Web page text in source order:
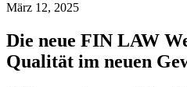
März 12, 2025
Die neue FIN LAW
Qualität im neuen